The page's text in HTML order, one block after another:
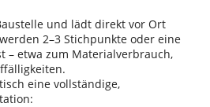
und lädt direkt vor Ort
2–3 Stichpunkte oder eine
– etwa zum Materialverbrauch,
eine vollständige,